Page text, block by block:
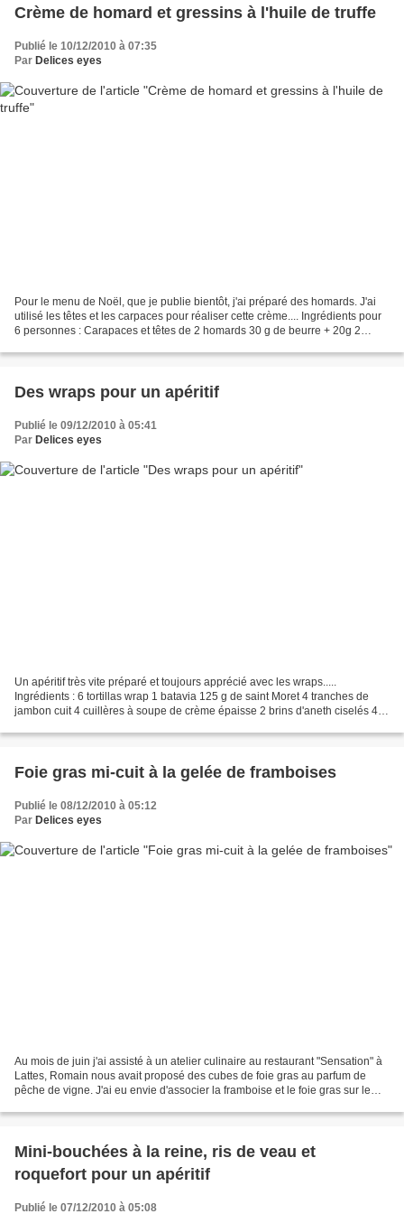
Crème de homard et gressins à l'huile de truffe
Publié le 10/12/2010 à 07:35
Par Delices eyes
Pour le menu de Noël, que je publie bientôt, j'ai préparé des homards. J'ai
utilisé les têtes et les carpaces pour réaliser cette crème.... Ingrédients pour
6 personnes : Carapaces et têtes de 2 homards 30 g de beurre + 20g 2
Des wraps pour un apéritif
Publié le 09/12/2010 à 05:41
Par Delices eyes
Un apéritif très vite préparé et toujours apprécié avec les wraps.....
Ingrédients : 6 tortillas wrap 1 batavia 125 g de saint Moret 4 tranches de
jambon cuit 4 cuillères à soupe de crème épaisse 2 brins d'aneth ciselés 4
Foie gras mi-cuit à la gelée de framboises
Publié le 08/12/2010 à 05:12
Par Delices eyes
Au mois de juin j'ai assisté à un atelier culinaire au restaurant "Sensation" à
Lattes, Romain nous avait proposé des cubes de foie gras au parfum de
pêche de vigne. J'ai eu envie d'associer la framboise et le foie gras sur le
Mini-bouchées à la reine, ris de veau et
roquefort pour un apéritif
Publié le 07/12/2010 à 05:08